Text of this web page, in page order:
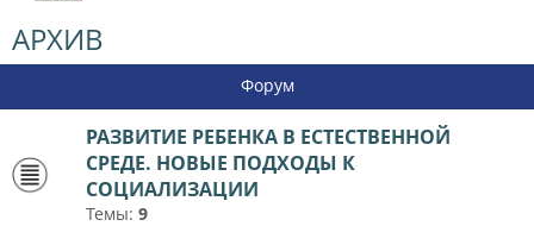
АРХИВ
Форум
РАЗВИТИЕ РЕБЕНКА В ЕСТЕСТВЕННОЙ
СРЕДЕ. НОВЫЕ ПОДХОДЫ К
СОЦИАЛИЗАЦИИ
Темы: 9